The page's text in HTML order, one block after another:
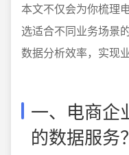
本文不仅会为你梳理
选适合不同业务场景
数据分析效率，实现
一、电商企
的数据服务？